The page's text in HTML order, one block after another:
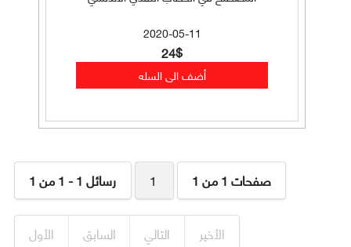
2020-05-11
24$
رسائل 1 - 1 من 1 1 صفحات 1 من 1
الأول السابق التالي الأخير